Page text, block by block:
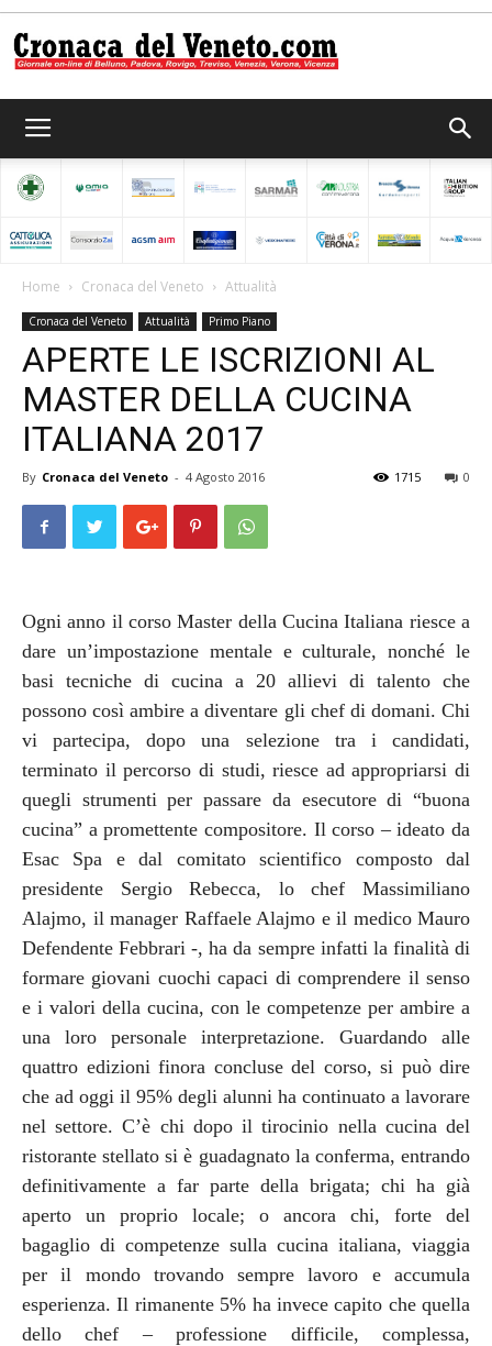
del
Veneto
Home Cronaca del Veneto Attualità
Cronaca del Veneto Attualità Primo Piano
APERTE LE ISCRIZIONI AL
MASTER DELLA CUCINA
ITALIANA 2017
By Cronaca del Veneto - 4 Agosto 2016 0
1715
Ogni anno il corso Master della Cucina Italiana riesce a
dare un’impostazione mentale e culturale, nonché le
basi tecniche di cucina a 20 allievi di talento che
possono così ambire a diventare gli chef di domani. Chi
vi partecipa, dopo una selezione tra i candidati,
terminato il percorso di studi, riesce ad appropriarsi di
quegli strumenti per passare da esecutore di “buona
cucina” a promettente compositore. Il corso – ideato da
Esac Spa e dal comitato scientifico composto dal
presidente Sergio Rebecca, lo chef Massimiliano
Alajmo, il manager Raffaele Alajmo e il medico Mauro
Defendente Febbrari -, ha da sempre infatti la finalità di
formare giovani cuochi capaci di comprendere il senso
e i valori della cucina, con le competenze per ambire a
una loro personale interpretazione. Guardando alle
quattro edizioni finora concluse del corso, si può dire
che ad oggi il 95% degli alunni ha continuato a lavorare
nel settore. C’è chi dopo il tirocinio nella cucina del
ristorante stellato si è guadagnato la conferma, entrando
definitivamente a far parte della brigata; chi ha già
aperto un proprio locale; o ancora chi, forte del
bagaglio di competenze sulla cucina italiana, viaggia
per il mondo trovando sempre lavoro e accumula
esperienza. Il rimanente 5% ha invece capito che quella
dello chef – professione difficile, complessa,